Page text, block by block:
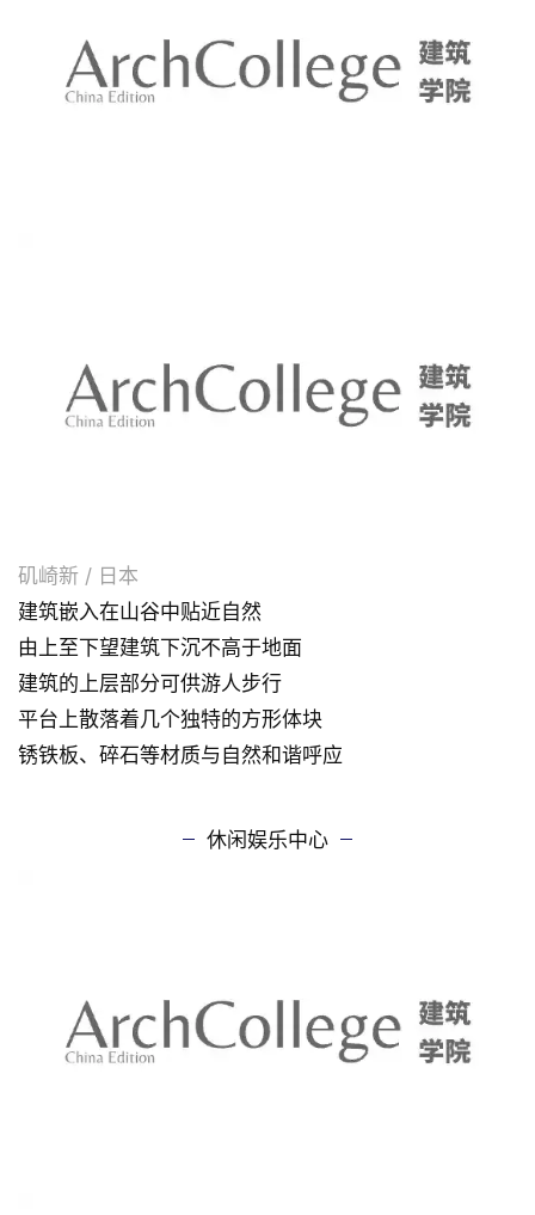
矶崎新 / 日本
建筑嵌入在山谷中贴近自然
由上至下望建筑下沉不高于地面
平台上散落着几个独特的方形体块